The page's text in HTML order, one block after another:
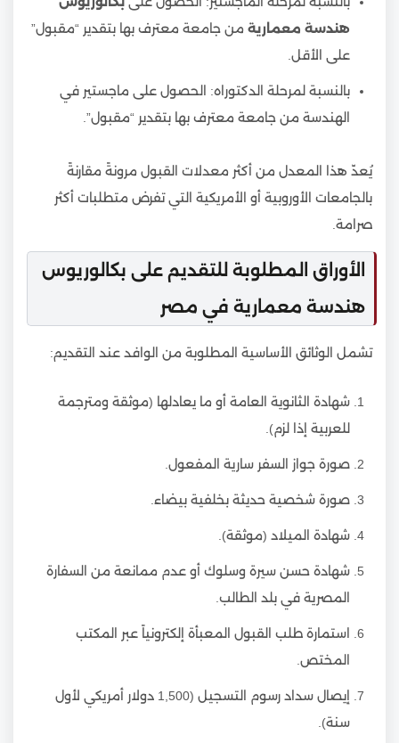
هندسة معمارية من جامعة معترف بها بتقدير “مقبول”
على الأقل.
بالنسبة لمرحلة الدكتوراه: الحصول على ماجستير في
الهندسة من جامعة معترف بها بتقدير “مقبول”.
يُعدّ هذا المعدل من أكثر معدلات القبول مرونةً مقارنةً
بالجامعات الأوروبية أو الأمريكية التي تفرض متطلبات أكثر
صرامة.
الأوراق المطلوبة للتقديم على بكالوريوس
هندسة معمارية في مصر
تشمل الوثائق الأساسية المطلوبة من الوافد عند التقديم:
شهادة الثانوية العامة أو ما يعادلها (موثقة ومترجمة
للعربية إذا لزم).
صورة جواز السفر سارية المفعول.
صورة شخصية حديثة بخلفية بيضاء.
شهادة الميلاد (موثقة).
شهادة حسن سيرة وسلوك أو عدم ممانعة من السفارة
المصرية في بلد الطالب.
استمارة طلب القبول المعبأة إلكترونياً عبر المكتب
المختص.
إيصال سداد رسوم التسجيل (1,500 دولار أمريكي لأول
سنة).